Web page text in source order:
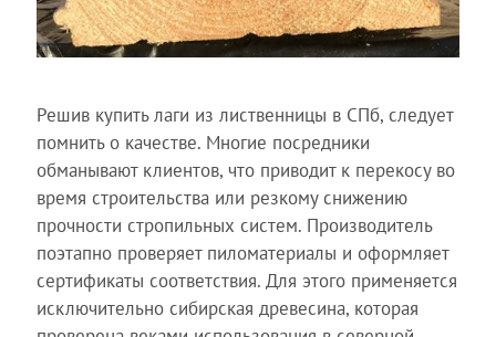
Решив купить лаги из лиственницы в СПб, следует
помнить о качестве. Многие посредники
обманывают клиентов, что приводит к перекосу во
время строительства или резкому снижению
прочности стропильных систем. Производитель
поэтапно проверяет пиломатериалы и оформляет
сертификаты соответствия. Для этого применяется
исключительно сибирская древесина, которая